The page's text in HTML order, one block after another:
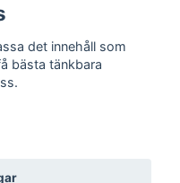
det innehåll som
bästa tänkbara